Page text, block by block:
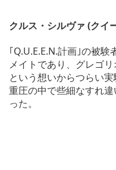
クルス・シルヴァ (クイ
｢Q.U.E.E.N.計画｣の被
メイトであり、グレゴ
という想いからつらい
重圧の中で些細なすれ
った。